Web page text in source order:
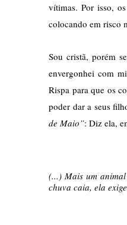
vítimas. Por isso,
colocando em risco
Sou cristã, porém
envergonhei com
Rispa para que os
poder dar a seus
de Maio”: Diz ela,
(...) Mais um
chuva caia, ela